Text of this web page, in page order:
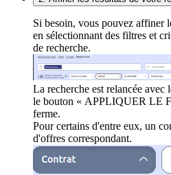
Si besoin, vous pouvez affiner
en sélectionnant des filtres et
de recherche.
La recherche est relancée
le bouton « APPLIQUER LE
ferme.
Pour certains d'entre eux, un
d'offres correspondant.